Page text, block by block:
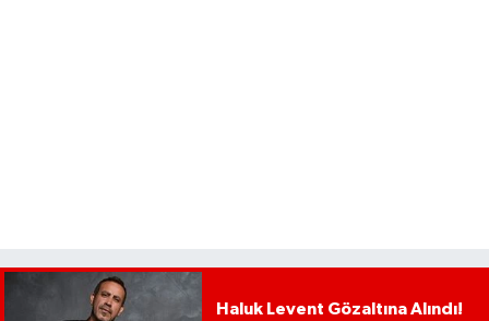
Haluk Levent Gözaltına Alındı!